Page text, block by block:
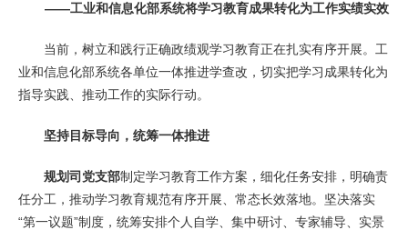
——工业和信息化部系统将学习教育成果转化为工作实绩实效
当前，树立和践行正确政绩观学习教育正在扎实有序开展。工
业和信息化部系统各单位一体推进学查改，切实把学习成果转化为
指导实践、推动工作的实际行动。
坚持目标导向，统筹一体推进
规划司党支部制定学习教育工作方案，细化任务安排，明确责
任分工，推动学习教育规范有序开展、常态长效落地。坚决落实
“第一议题”制度，统筹安排个人自学、集中研讨、专家辅导、实景